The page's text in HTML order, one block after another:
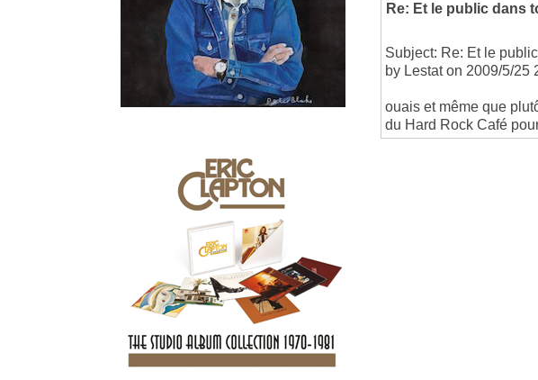
Re: Et le public dans
Subject: Re: Et le
by Lestat on 2009/5/25
ouais et même que
du Hard Rock Café